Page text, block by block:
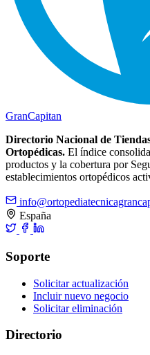
GranCapitan
Directorio Nacional de
Ortopédicas. El índice
productos y la cobertura por
establecimientos ortopédicos
España
Soporte
Solicitar actualización
Incluir nuevo negocio
Solicitar eliminación
Directorio